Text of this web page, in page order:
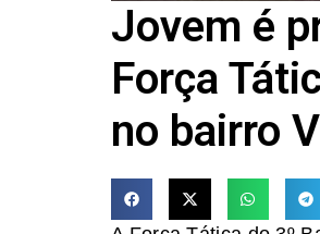
Jovem é
Força
no bairro